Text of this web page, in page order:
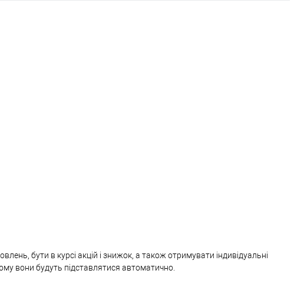
бути в курсі акцій і знижок, а також отримувати індивідуальні
вони будуть підставлятися автоматично.